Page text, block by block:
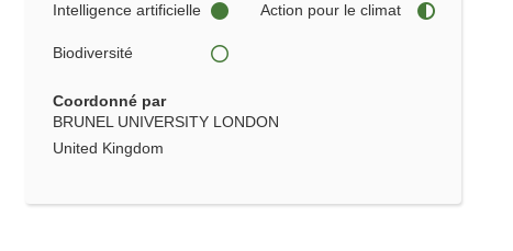
Intelligence artificielle Action pour le climat
Biodiversité
Coordonné par
BRUNEL UNIVERSITY LONDON
United Kingdom